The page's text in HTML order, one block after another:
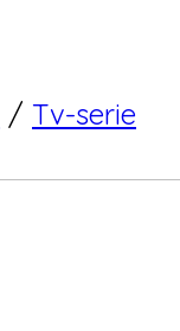
/ Tv-serie